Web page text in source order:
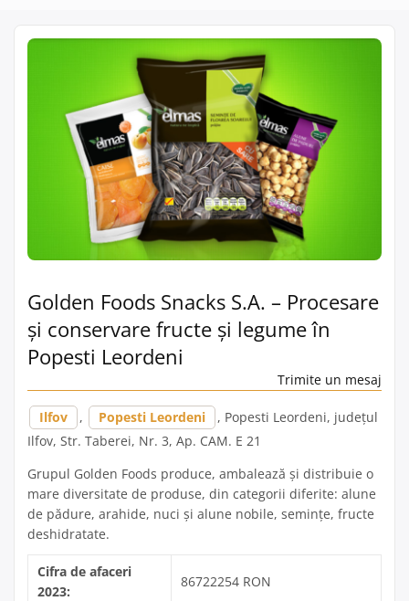
Golden Foods Snacks S.A. – Procesare
și conservare fructe și legume în
Popesti Leordeni
Trimite un mesaj
Ilfov , Popesti Leordeni
, Popesti Leordeni, județul
Ilfov, Str. Taberei, Nr. 3, Ap. CAM. E 21
Grupul Golden Foods produce, ambalează și distribuie o
mare diversitate de produse, din categorii diferite: alune
de pădure, arahide, nuci și alune nobile, semințe, fructe
deshidratate.
Cifra de afaceri
2023:
86722254 RON